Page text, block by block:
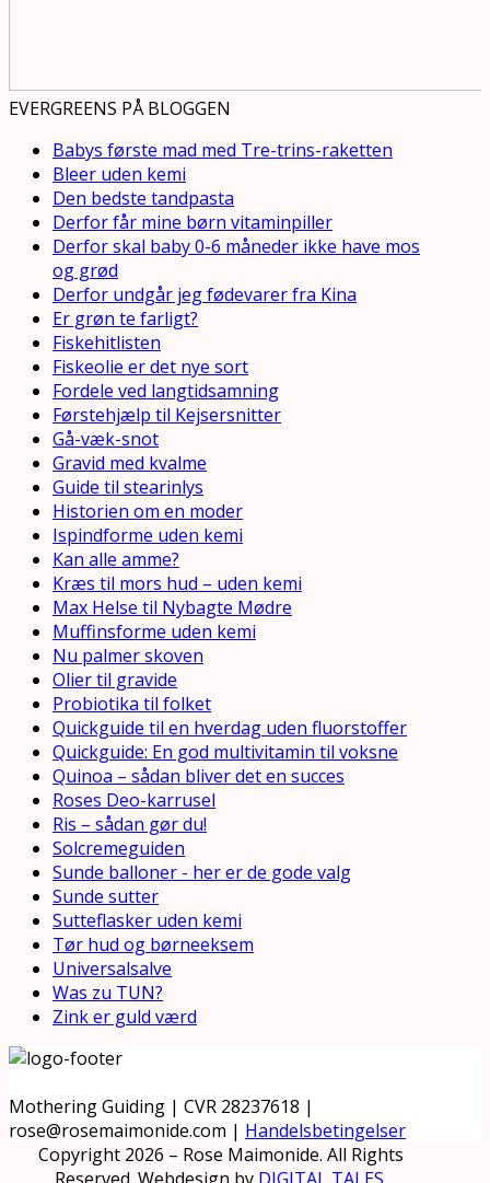
EVERGREENS PÅ BLOGGEN
Babys første mad med Tre-trins-raketten
Bleer uden kemi
Den bedste tandpasta
Derfor får mine børn vitaminpiller
Derfor skal baby 0-6 måneder ikke have mos
og grød
Derfor undgår jeg fødevarer fra Kina
Er grøn te farligt?
Fiskehitlisten
Fiskeolie er det nye sort
Fordele ved langtidsamning
Førstehjælp til Kejsersnitter
Gå-væk-snot
Gravid med kvalme
Guide til stearinlys
Historien om en moder
Ispindforme uden kemi
Kan alle amme?
Kræs til mors hud – uden kemi
Max Helse til Nybagte Mødre
Muffinsforme uden kemi
Nu palmer skoven
Olier til gravide
Probiotika til folket
Quickguide til en hverdag uden fluorstoffer
Quickguide: En god multivitamin til voksne
Quinoa – sådan bliver det en succes
Roses Deo-karrusel
Ris – sådan gør du!
Solcremeguiden
Sunde balloner - her er de gode valg
Sunde sutter
Sutteflasker uden kemi
Tør hud og børneeksem
Universalsalve
Was zu TUN?
Zink er guld værd
Mothering Guiding | CVR 28237618 |
rose@rosemaimonide.com | Handelsbetingelser
Copyright 2026 – Rose Maimonide. All Rights